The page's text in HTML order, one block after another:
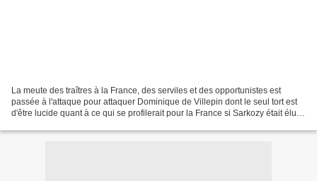
La meute des traîtres à la France, des serviles et des opportunistes est
passée à l'attaque pour attaquer Dominique de Villepin dont le seul tort est
d'être lucide quant à ce qui se profilerait pour la France si Sarkozy était élu.